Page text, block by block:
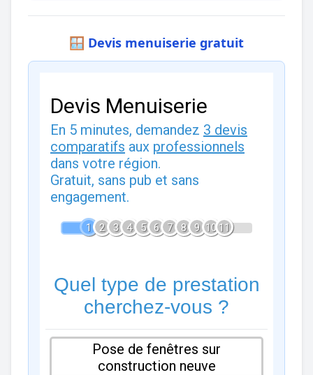
🪟 Devis menuiserie gratuit
Devis Menuiserie
En 5 minutes, demandez 3 devis
comparatifs aux professionnels
dans votre région.
Gratuit, sans pub et sans
engagement.
1 2 3 4 5 6 7 8 9 10 11
Quel type de prestation
cherchez-vous ?
Pose de fenêtres sur
construction neuve